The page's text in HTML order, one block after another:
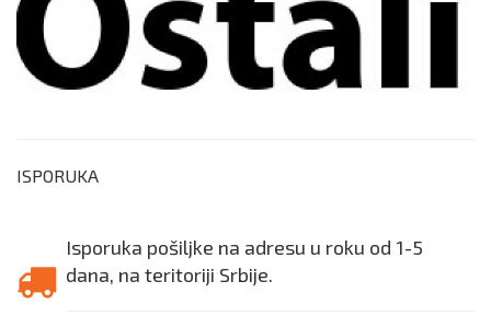
ISPORUKA
Isporuka pošiljke na adresu u roku od 1-5
dana, na teritoriji Srbije.